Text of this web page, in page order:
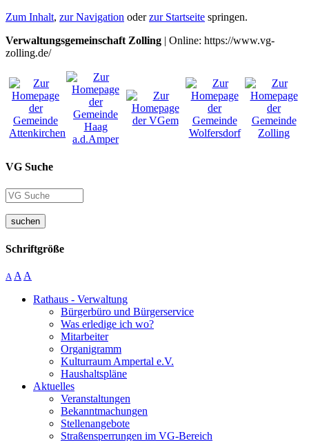
Zum Inhalt, zur Navigation oderzur Startseite springen.
Verwaltungsgemeinschaft Zolling | Online: https://www.vg-
zolling.de/
VG Suche
suchen
Schriftgröße
A A A
Rathaus - Verwaltung
Bürgerbüro und Bürgerservice
Was erledige ich wo?
Mitarbeiter
Organigramm
Kulturraum Ampertal e.V.
Haushaltspläne
Aktuelles
Veranstaltungen
Bekanntmachungen
Stellenangebote
Straßensperrungen im VG-Bereich